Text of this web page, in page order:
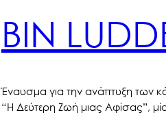
BIN
Έναυσμα για την ανάπτυξη των
“Η Δεύτερη Ζωή μιας Αφίσας”,